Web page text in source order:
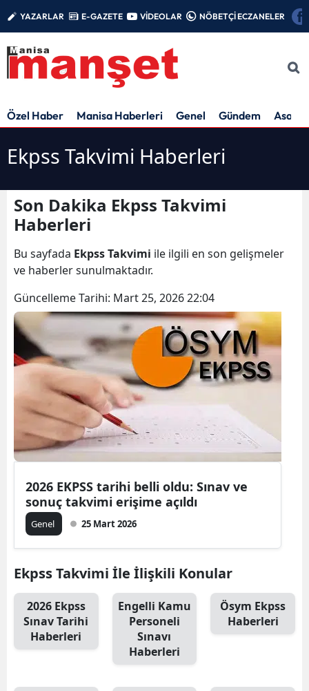
YAZARLAR E-GAZETE VİDEOLAR NÖBETÇİ ECZANELER
Özel Haber Manisa Haberleri Genel Gündem Asayiş
Ekpss Takvimi Haberleri
Son Dakika Ekpss Takvimi
Haberleri
Bu sayfada Ekpss Takvimi ile ilgili en son gelişmeler
ve haberler sunulmaktadır.
Güncelleme Tarihi: Mart 25, 2026 22:04
2026 EKPSS tarihi belli oldu: Sınav ve
sonuç takvimi erişime açıldı
Genel 25 Mart 2026
Ekpss Takvimi İle İlişkili Konular
2026 Ekpss
Sınav Tarihi
Haberleri
Engelli Kamu
Personeli
Sınavı
Haberleri
Ösym Ekpss
Haberleri